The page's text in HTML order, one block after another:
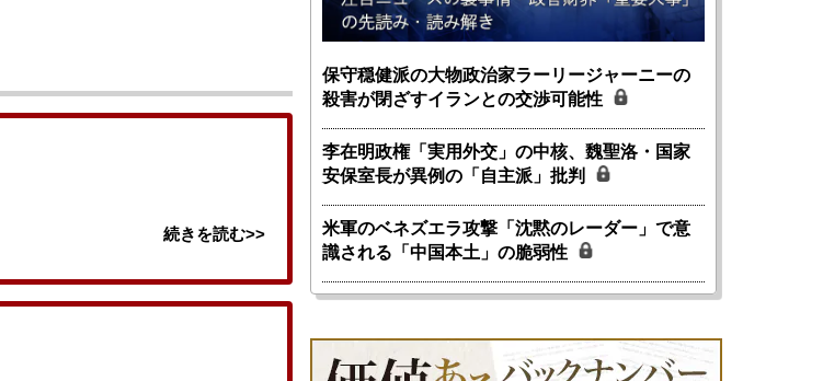
続きを読む>>
保守穏健派の大物政治家ラーリージャーニーの
殺害が閉ざすイランとの交渉可能性
李在明政権「実用外交」の中核、魏聖洛・国家
安保室長が異例の「自主派」批判
米軍のベネズエラ攻撃「沈黙のレーダー」で意
識される「中国本土」の脆弱性